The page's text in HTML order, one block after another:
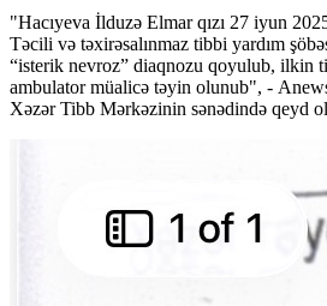
"Hacıyeva İlduzə Elmar qızı 27 iyun
Təcili və təxirəsalınmaz tibbi yardım
“isterik nevroz” diaqnozu qoyulub, ilkin
ambulator müalicə təyin olunub", -
Xəzər Tibb Mərkəzinin sənədində qeyd